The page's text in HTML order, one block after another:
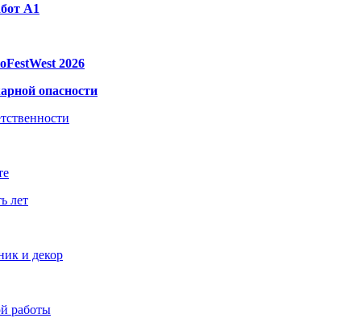
A1
2026
опасности
лет
и декор
работы